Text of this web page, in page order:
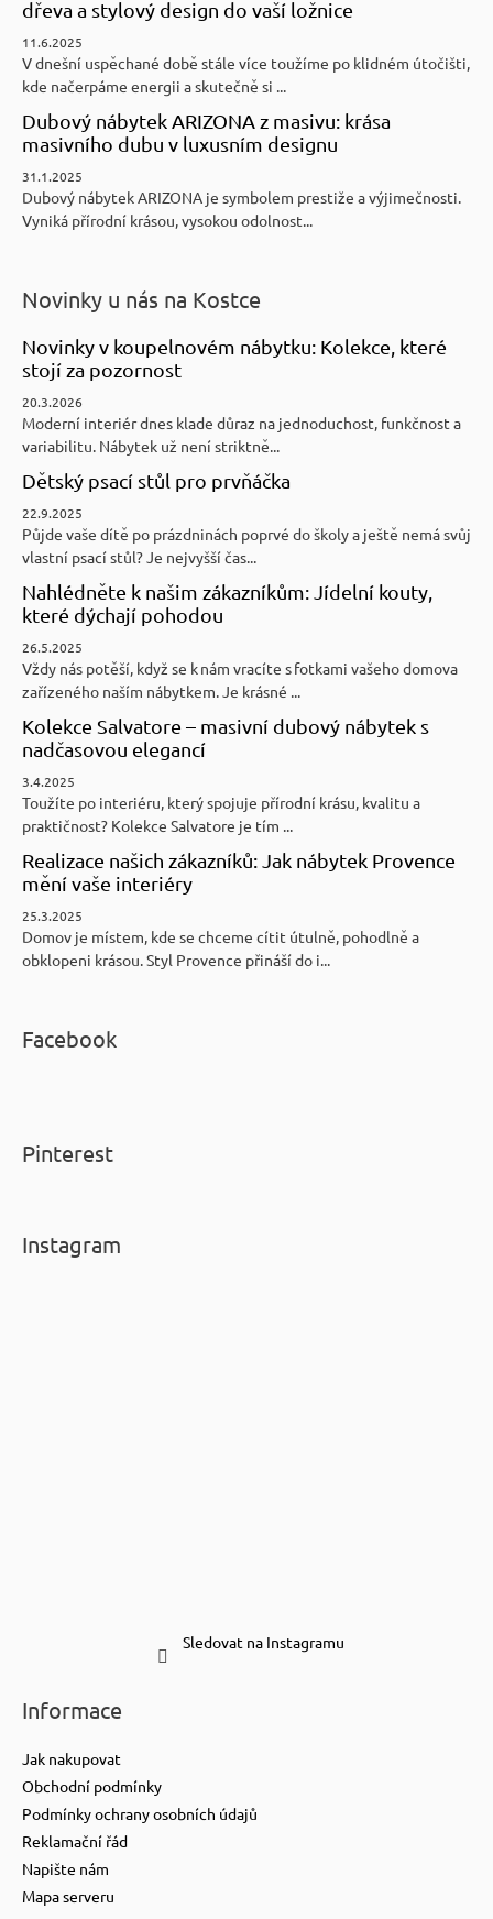
dřeva a stylový design do vaší ložnice
11.6.2025
V dnešní uspěchané době stále více toužíme po klidném útočišti,
kde načerpáme energii a skutečně si ...
Dubový nábytek ARIZONA z masivu: krása
masivního dubu v luxusním designu
31.1.2025
Dubový nábytek ARIZONA je symbolem prestiže a výjimečnosti.
Vyniká přírodní krásou, vysokou odolnost...
Novinky u nás na Kostce
Novinky v koupelnovém nábytku: Kolekce, které
stojí za pozornost
20.3.2026
Moderní interiér dnes klade důraz na jednoduchost, funkčnost a
variabilitu. Nábytek už není striktně...
Dětský psací stůl pro prvňáčka
22.9.2025
Půjde vaše dítě po prázdninách poprvé do školy a ještě nemá svůj
vlastní psací stůl? Je nejvyšší čas...
Nahlédněte k našim zákazníkům: Jídelní kouty,
které dýchají pohodou
26.5.2025
Vždy nás potěší, když se k nám vracíte s fotkami vašeho domova
zařízeného naším nábytkem. Je krásné ...
Kolekce Salvatore – masivní dubový nábytek s
nadčasovou elegancí
3.4.2025
Toužíte po interiéru, který spojuje přírodní krásu, kvalitu a
praktičnost? Kolekce Salvatore je tím ...
Realizace našich zákazníků: Jak nábytek Provence
mění vaše interiéry
25.3.2025
Domov je místem, kde se chceme cítit útulně, pohodlně a
obklopeni krásou. Styl Provence přináší do i...
Facebook
Pinterest
Instagram
Sledovat na Instagramu
Informace
Jak nakupovat
Obchodní podmínky
Podmínky ochrany osobních údajů
Reklamační řád
Napište nám
Mapa serveru